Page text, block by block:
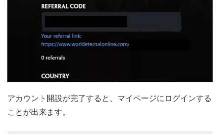
アカウント開設が完了すると、マイページにログインする
ことが出来ます。